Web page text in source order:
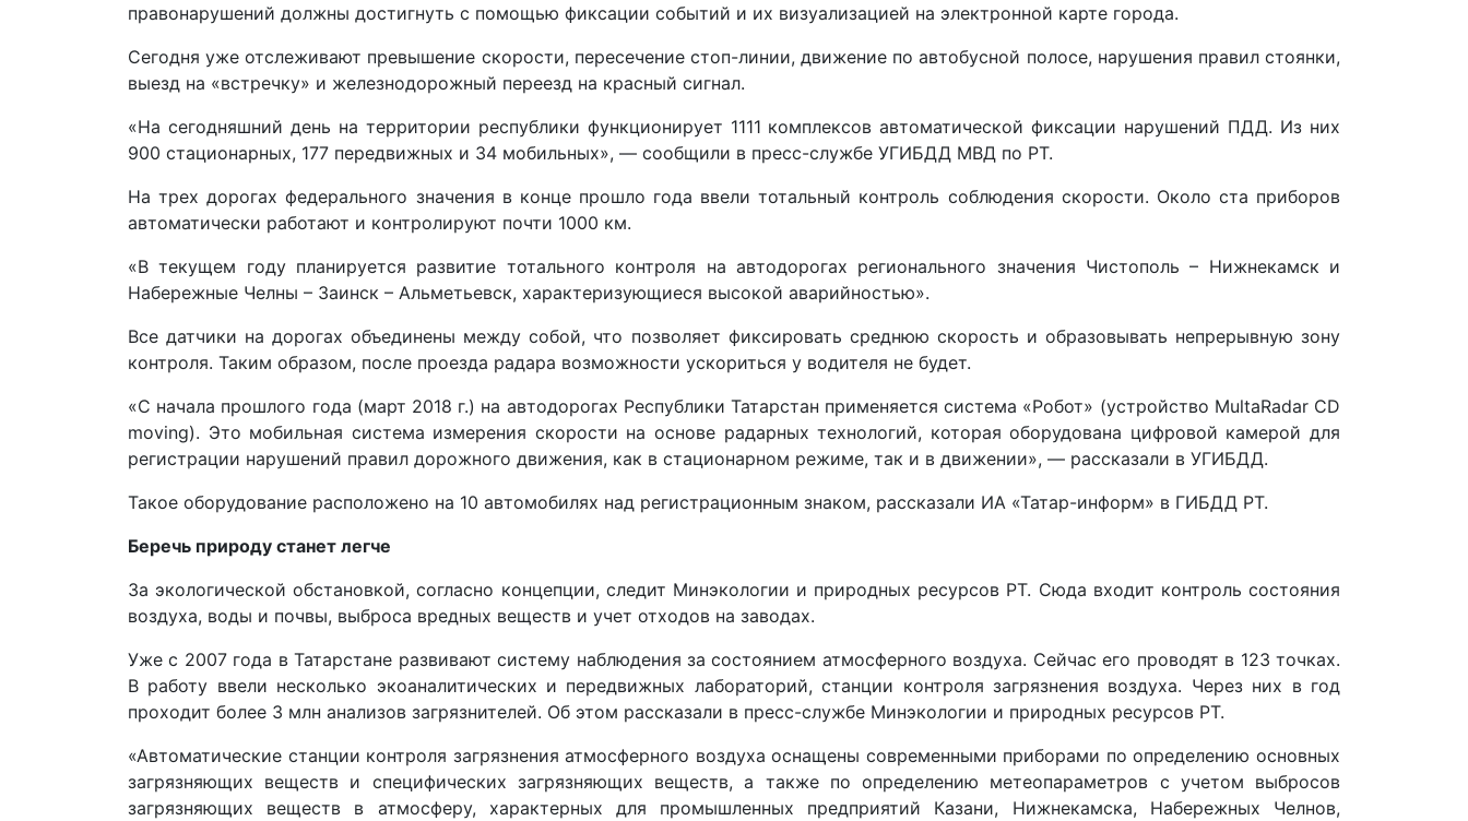
правонарушений должны достигнуть с помощью фиксации событий и их визуализацией на электронной карте города.
Сегодня уже отслеживают превышение скорости, пересечение стоп-линии, движение по автобусной полосе, нарушения правил стоянки,
выезд на «встречку» и железнодорожный переезд на красный сигнал.
«На сегодняшний день на территории республики функционирует 1111 комплексов автоматической фиксации нарушений ПДД. Из них
900 стационарных, 177 передвижных и 34 мобильных», — сообщили в пресс-службе УГИБДД МВД по РТ.
На трех дорогах федерального значения в конце прошло года ввели тотальный контроль соблюдения скорости. Около ста приборов
автоматически работают и контролируют почти 1000 км.
«В текущем году планируется развитие тотального контроля на автодорогах регионального значения Чистополь – Нижнекамск и
Набережные Челны – Заинск – Альметьевск, характеризующиеся высокой аварийностью».
Все датчики на дорогах объединены между собой, что позволяет фиксировать среднюю скорость и образовывать непрерывную зону
контроля. Таким образом, после проезда радара возможности ускориться у водителя не будет.
«С начала прошлого года (март 2018 г.) на автодорогах Республики Татарстан применяется система «Робот» (устройство MultaRadar CD
moving). Это мобильная система измерения скорости на основе радарных технологий, которая оборудована цифровой камерой для
регистрации нарушений правил дорожного движения, как в стационарном режиме, так и в движении», — рассказали в УГИБДД.
Такое оборудование расположено на 10 автомобилях над регистрационным знаком, рассказали ИА «Татар-информ» в ГИБДД РТ.
Беречь природу станет легче
За экологической обстановкой, согласно концепции, следит Минэкологии и природных ресурсов РТ. Сюда входит контроль состояния
воздуха, воды и почвы, выброса вредных веществ и учет отходов на заводах.
Уже с 2007 года в Татарстане развивают систему наблюдения за состоянием атмосферного воздуха. Сейчас его проводят в 123 точках.
В работу ввели несколько экоаналитических и передвижных лабораторий, станции контроля загрязнения воздуха. Через них в год
проходит более 3 млн анализов загрязнителей. Об этом рассказали в пресс-службе Минэкологии и природных ресурсов РТ.
«Автоматические станции контроля загрязнения атмосферного воздуха оснащены современными приборами по определению основных
загрязняющих веществ и специфических загрязняющих веществ, а также по определению метеопараметров с учетом выбросов
загрязняющих веществ в атмосферу, характерных для промышленных предприятий Казани, Нижнекамска, Набережных Челнов,